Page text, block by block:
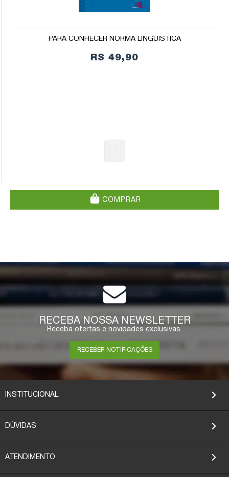
PARA CONHECER NORMA LINGUÍSTICA
R$ 49,90
COMPRAR
RECEBA NOSSA NEWSLETTER
Receba ofertas e novidades exclusivas.
RECEBER NOTIFICAÇÕES
INSTITUCIONAL
DÚVIDAS
ATENDIMENTO